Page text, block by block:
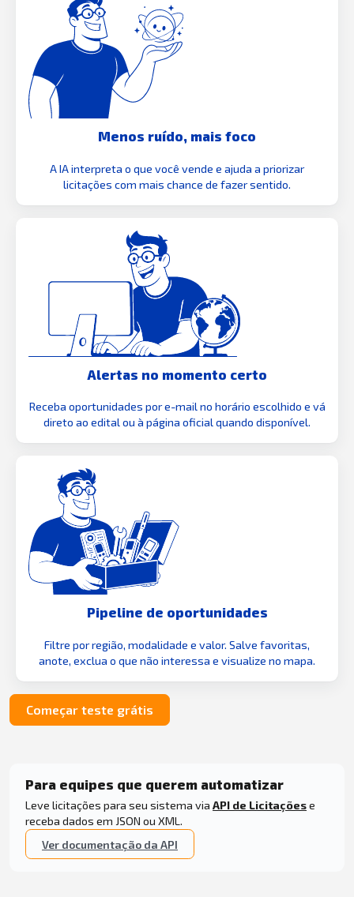
Menos ruído, mais foco
A IA interpreta o que você vende e ajuda a priorizar
licitações com mais chance de fazer sentido.
Alertas no momento certo
Receba oportunidades por e-mail no horário escolhido e vá
direto ao edital ou à página oficial quando disponível.
Pipeline de oportunidades
Filtre por região, modalidade e valor. Salve favoritas,
anote, exclua o que não interessa e visualize no mapa.
Começar teste grátis
Para equipes que querem automatizar
Leve licitações para seu sistema via API de Licitaçõese
receba dados em JSON ou XML.
Ver documentação da API